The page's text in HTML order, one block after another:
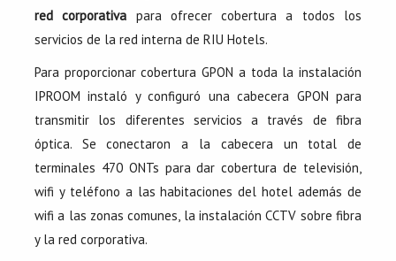
red corporativa para ofrecer cobertura a todos los
servicios de la red interna de RIU Hotels.
Para proporcionar cobertura GPON a toda la instalación
IPROOM instaló y configuró una cabecera GPON para
transmitir los diferentes servicios a través de fibra
óptica. Se conectaron a la cabecera un total de
terminales 470 ONTs para dar cobertura de televisión,
wifi y teléfono a las habitaciones del hotel además de
wifi a las zonas comunes, la instalación CCTV sobre fibra
y la red corporativa.